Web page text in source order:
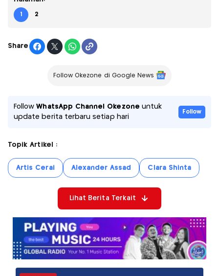
1 2
Share
Follow Okezone di Google News
FollowWhatsApp Channel Okezone untuk
update berita terbaru setiap hari
Follow
Topik Artikel :
Artis Cerai Alexander Assad Clara Shinta
Lihat Berita Terkait